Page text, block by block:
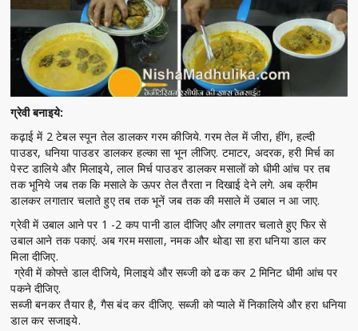
ग्रेवी बनाइये:
कढ़ाई में 2 टेबल स्पून तेल डालकर गरम कीजिये. गरम तेल में जीरा, हींग, हल्दी
पाउडर, धनिया पाउडर डालकर हल्का सा भून लीजिए. टमाटर, अदरक, हरी मिर्च का
पेस्ट डालिये और मिलाइये, लाल मिर्च पाउडर डालकर मसालों को धीमी आंच पर तब
तक भूनिये जब तक कि मसाले के ऊपर तेल तैरता न दिखाई देने लगे. अब क्रीम
डालकर लगातार चलाते हुए तब तक भूनें जब तक की मसाले में उबाल न आ जाए.
ग्रेवी में उबाल आने पर 1 -2 कप पानी डाल दीजिए और लगातर चलाते हुए फिर से
उबाल आने तक पकाएं. अब गरम मसाला, नमक और थोडा़ सा हरा धनिया डाल कर
मिला दीजिए.
ग्रेवी में कोफ्ते डाल दीजिये, मिलाइये और सब्जी को ढक कर 2 मिनिट धीमी आंच पर
पकने दीजिए.
सब्जी बनकर तैयार है, गैस बंद कर दीजिए. सब्जी को प्याले में निकालिये और हरा धनिया
डाल कर सजाइये.